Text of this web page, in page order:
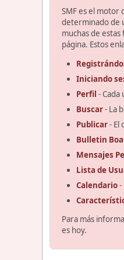
SMF es el motor
determinado de
muchas de
página. Estos
Iniciando
Perfil -
Buscar- La
Publicar- El
Bulletin
Mensajes
Lista de
Calendario-
Para más
es hoy.